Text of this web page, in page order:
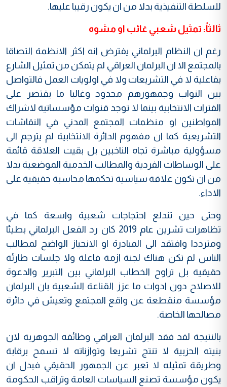
للسلطة التنفيذية بدلا من ان يكون رقيبا عليها.
ثالثاً: تمثيل شعبي غائب او مشوه
رغم ان النظام البرلماني يفترض انه اكثر الانظمة التصاقا
بالمجتمع الا ان البرلمان العراقي لم يتمكن من تمثيل الشارع
بفاعلية لا في التشريعات ولا في اولويات العمل فالتواصل
بين النواب وجمهورهم محدود وغالبا ما يقتصر على
الفترات الانتخابية بينما لا توجد قنوات مؤسساتية لاشراك
المواطنين او منظمات المجتمع المدني في النقاشات
التشريعية كما ان مفهوم الدائرة الانتخابية لم يترجم الى
مسؤولية مباشرة تجاه الناخبين بل بقيت العلاقة قائمة
على الوساطات الفردية والمطالب الخدمية الموضعية بدلا
من ان تكون علاقة سياسية تحكمها محاسبة حقيقية على
الاداء.
وحتى حين تندلع احتجاجات شعبية واسعة كما في
تظاهرات تشرين عام 2019 كان رد الفعل البرلماني بطيئا
ومترددا وافتقد الى المبادرة او الانحياز الواضح لمطالب
الناس لم تكن هناك لجنة ازمة فاعلة ولا جلسات طارئة
حقيقية بل تراوح الخطاب البرلماني بين التبرير والدعوة
للاصلاح دون ادوات ما عزز القناعة الشعبية بان البرلمان
مؤسسة منقطعة عن واقع المجتمع وتعيش في دائرة
مصالحها الخاصة.
بالنتيجة لقد فقد البرلمان العراقي وظائفه الجوهرية لان
بنيته الحزبية لا تنتج تشريعا وتوازناته لا تسمح برقابة
وطريقة تمثيله لا تعبر عن الجمهور الحقيقي فبدل ان
يكون مؤسسة تصنع السياسات العامة وتراقب الحكومة